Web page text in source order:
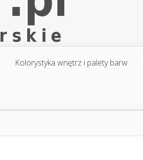
Kolorystyka wnętrz i palety barw